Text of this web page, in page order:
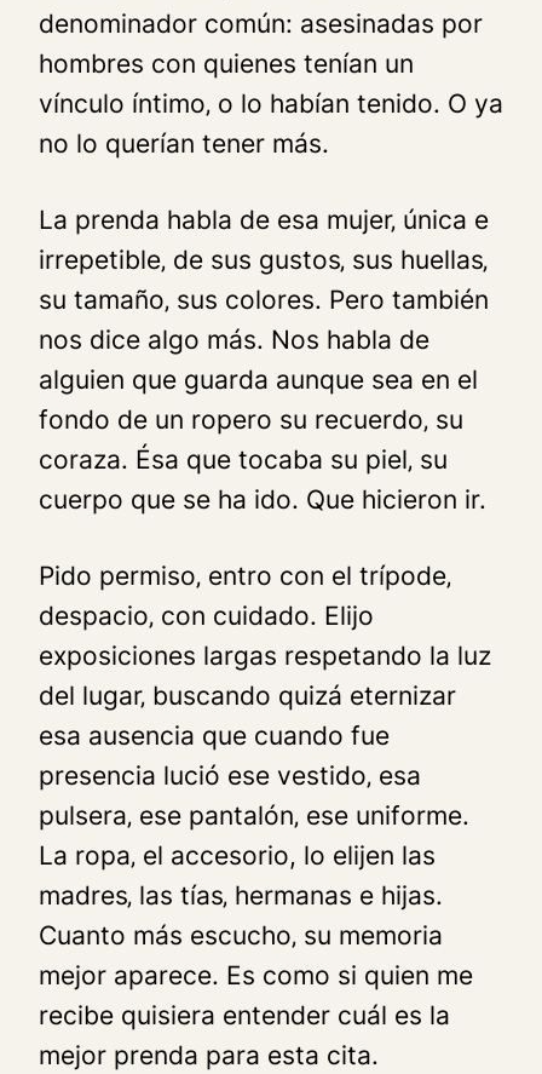
denominador común: asesinadas por
hombres con quienes tenían un
vínculo íntimo‚ o lo habían tenido. O ya
no lo querían tener más.
La prenda habla de esa mujer‚ única e
irrepetible‚ de sus gustos‚ sus huellas‚
su tamaño‚ sus colores. Pero también
nos dice algo más. Nos habla de
alguien que guarda aunque sea en el
fondo de un ropero su recuerdo‚ su
coraza. Ésa que tocaba su piel‚ su
cuerpo que se ha ido. Que hicieron ir.
Pido permiso‚ entro con el trípode‚
despacio‚ con cuidado. Elijo
exposiciones largas respetando la luz
del lugar‚ buscando quizá eternizar
esa ausencia que cuando fue
presencia lució ese vestido‚ esa
pulsera‚ ese pantalón‚ ese uniforme.
La ropa‚ el accesorio, lo elijen las
madres‚ las tías‚ hermanas e hijas.
Cuanto más escucho‚ su memoria
mejor aparece. Es como si quien me
recibe quisiera entender cuál es la
mejor prenda para esta cita.